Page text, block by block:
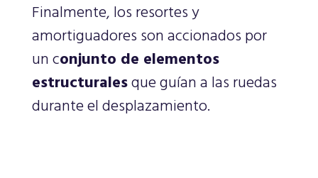
Finalmente, los resortes y
amortiguadores son accionados por
un conjunto de elementos
estructuralesque guían a las ruedas
durante el desplazamiento.